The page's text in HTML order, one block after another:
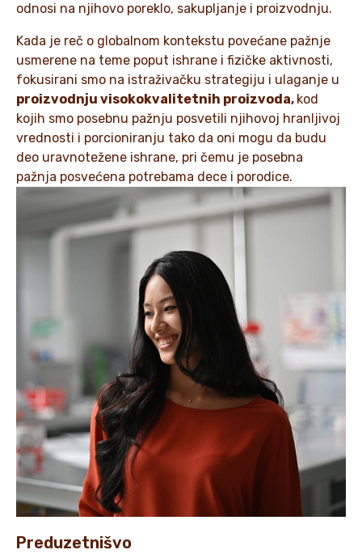
odnosi na njihovo poreklo, sakupljanje i proizvodnju.
Kada je reč o globalnom kontekstu povećane pažnje
usmerene na teme poput ishrane i fizičke aktivnosti,
fokusirani smo na istraživačku strategiju i ulaganje u
proizvodnju visokokvalitetnih proizvoda, kod
kojih smo posebnu pažnju posvetili njihovoj hranljivoj
vrednosti i porcioniranju tako da oni mogu da budu
deo uravnotežene ishrane, pri čemu je posebna
pažnja posvećena potrebama dece i porodice.
Preduzetnišvo